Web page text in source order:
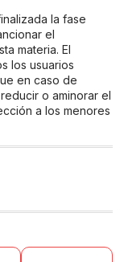
la fase
el
materia. El
los usuarios
en caso de
o aminorar el
a los menores